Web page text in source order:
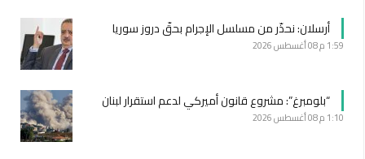
أرسلان: نحذّر من مسلسل الإجرام بحقّ دروز سوريا
1:59 م 08 أغسطس 2026
“بلومبرغ”: مشروع قانون أميركي لدعم استقرار لبنان
1:10 م 08 أغسطس 2026